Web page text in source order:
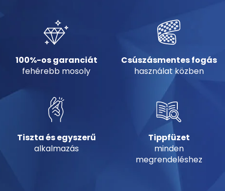
100%-os garanciát
fehérebb mosoly
Csúszásmentes fogás
használat közben
Tiszta és egyszerű
alkalmazás
Tippfüzet
minden
megrendeléshez